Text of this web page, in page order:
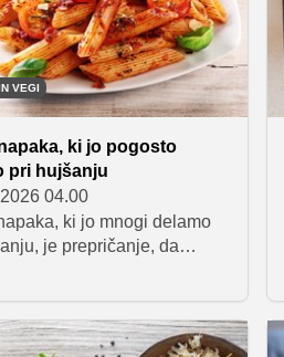
VEGI
ki jo pogosto
pri hujšanju
04.00
ki jo mnogi delamo
je prepričanje, da
Kot navajajo strokovnjaki,
izločitev večjih skupin živil